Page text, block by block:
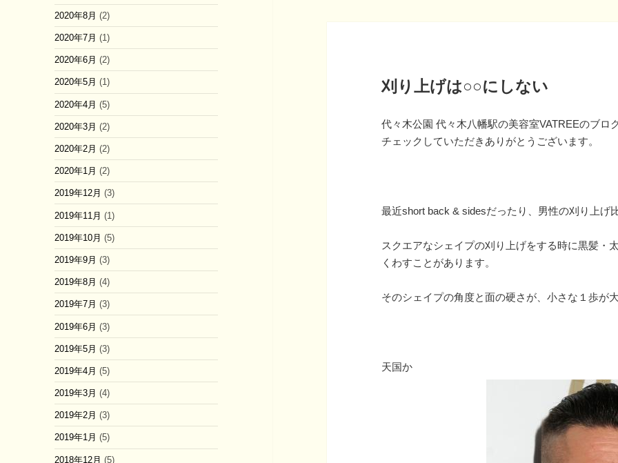
2020年8月 (2)
2020年7月 (1)
2020年6月 (2)
2020年5月 (1)
2020年4月 (5)
2020年3月 (2)
2020年2月 (2)
2020年1月 (2)
2019年12月 (3)
2019年11月 (1)
2019年10月 (5)
2019年9月 (3)
2019年8月 (4)
2019年7月 (3)
2019年6月 (3)
2019年5月 (3)
2019年4月 (5)
2019年3月 (4)
2019年2月 (3)
2019年1月 (5)
2018年12月 (5)
刈り上げは○○にしない
代々木公園 代々木八幡駅の美容室VATREEのブロ
チェックしていただきありがとうございます。
最近short back & sidesだったり、男性の刈り上げ
スクエアなシェイプの刈り上げをする時に黒髪・
くわすことがあります。
そのシェイプの角度と面の硬さが、小さな１歩が
天国か